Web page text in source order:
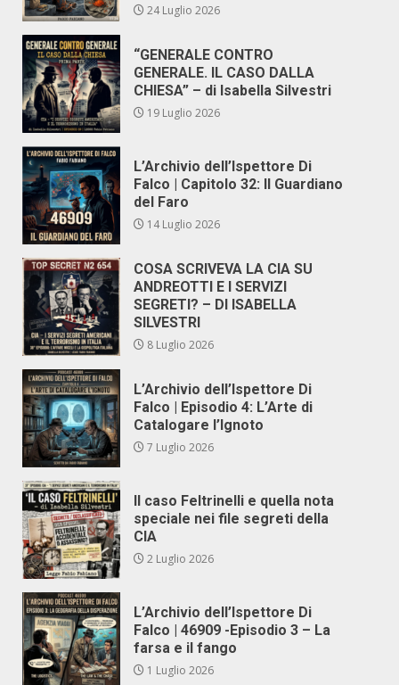
24 Luglio 2026
“GENERALE CONTRO
GENERALE. IL CASO DALLA
CHIESA” – di Isabella Silvestri
19 Luglio 2026
L’Archivio dell’Ispettore Di
Falco | Capitolo 32: Il Guardiano
del Faro
14 Luglio 2026
COSA SCRIVEVA LA CIA SU
ANDREOTTI E I SERVIZI
SEGRETI? – DI ISABELLA
SILVESTRI
8 Luglio 2026
L’Archivio dell’Ispettore Di
Falco | Episodio 4: L’Arte di
Catalogare l’Ignoto
7 Luglio 2026
Il caso Feltrinelli e quella nota
speciale nei file segreti della
CIA
2 Luglio 2026
L’Archivio dell’Ispettore Di
Falco | 46909 -Episodio 3 – La
farsa e il fango
1 Luglio 2026